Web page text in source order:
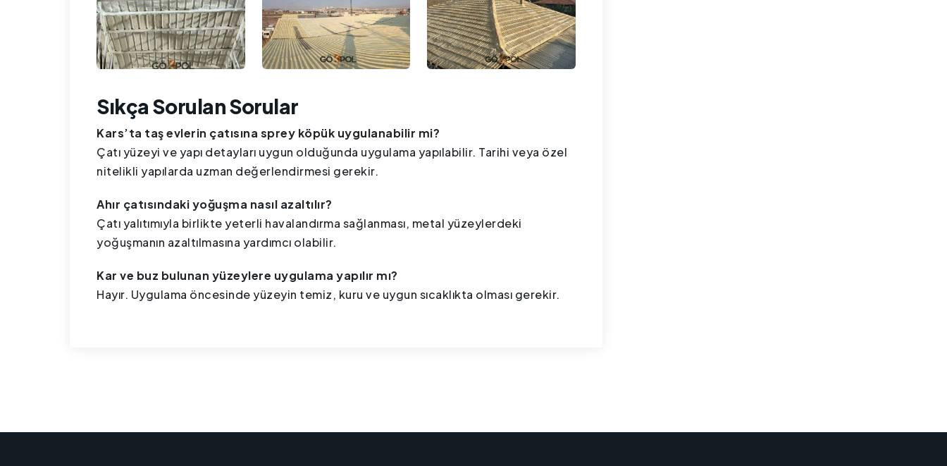
Sıkça Sorulan Sorular
Kars’ta taş evlerin çatısına sprey köpük uygulanabilir mi?
Çatı yüzeyi ve yapı detayları uygun olduğunda uygulama yapılabilir. Tarihi veya özel
nitelikli yapılarda uzman değerlendirmesi gerekir.
Ahır çatısındaki yoğuşma nasıl azaltılır?
Çatı yalıtımıyla birlikte yeterli havalandırma sağlanması, metal yüzeylerdeki
yoğuşmanın azaltılmasına yardımcı olabilir.
Kar ve buz bulunan yüzeylere uygulama yapılır mı?
Hayır. Uygulama öncesinde yüzeyin temiz, kuru ve uygun sıcaklıkta olması gerekir.